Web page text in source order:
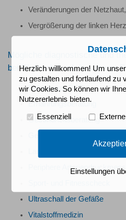
Veränderungen der
Vergrößerung der linken
Mögliche diagnostische und
bei Bluthochdruck in unserer
Belastungs-EKG
Ernährungsberatung
Gesundheitsberatung
Periphere
Ultraschall der Gefäße
Vitalstoffmedizin
Herzlich willkommen! Um
zu gestalten und fortlaufend zu
wir Cookies. So können wir
Nutzererlebnis bieten.
Essenziell
Einstellungen